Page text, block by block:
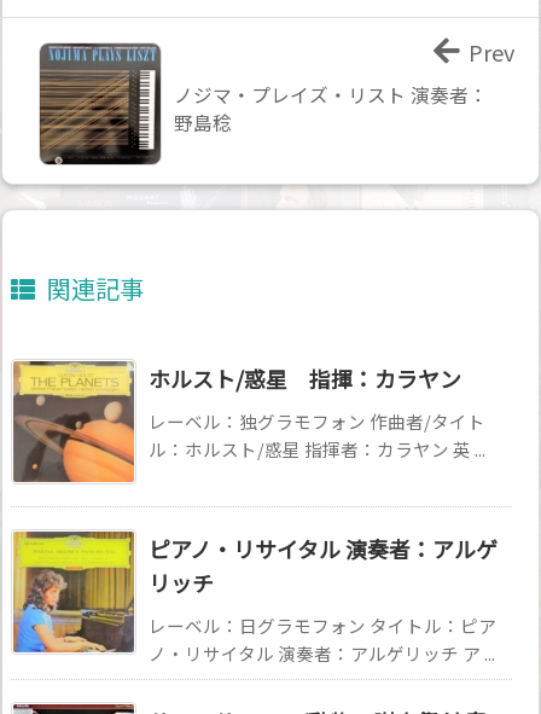
ノジマ・プレイズ・リスト 演奏者：
野島稔
Prev
関連記事
ホルスト/惑星 指揮：カラヤン
レーベル：独グラモフォン 作曲者/タイト
ル：ホルスト/惑星 指揮者：カラヤン 英 ...
ピアノ・リサイタル 演奏者：アルゲ
リッチ
レーベル：日グラモフォン タイトル：ピア
ノ・リサイタル 演奏者：アルゲリッチ ア ...